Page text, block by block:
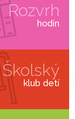
Rozvrh
hodín
Školský
klub detí